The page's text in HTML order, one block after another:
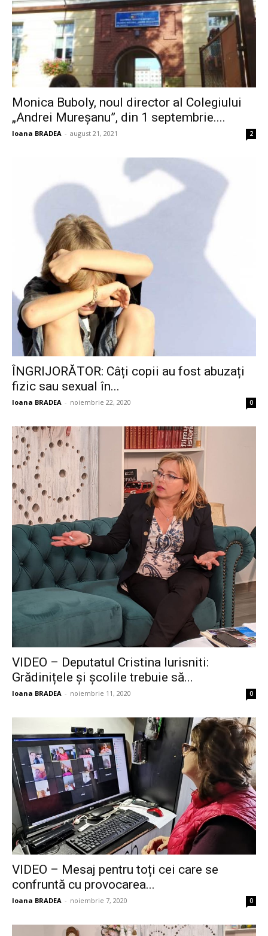
Monica Buboly, noul director al Colegiului
„Andrei Mureșanu”, din 1 septembrie....
Ioana BRADEA - august 21, 2021 2
ÎNGRIJORĂTOR: Câți copii au fost abuzați
fizic sau sexual în...
Ioana BRADEA - noiembrie 22, 2020 0
VIDEO – Deputatul Cristina Iurisniti:
Grădinițele și școlile trebuie să...
Ioana BRADEA - noiembrie 11, 2020 0
VIDEO – Mesaj pentru toți cei care se
confruntă cu provocarea...
Ioana BRADEA - noiembrie 7, 2020 0